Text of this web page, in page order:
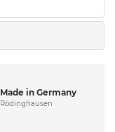
Made in Germany
Rödinghausen